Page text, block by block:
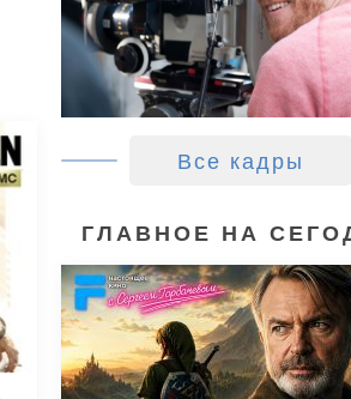
Все кадры
ГЛАВНОЕ НА